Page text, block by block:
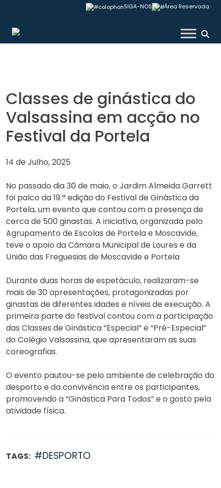
content
SIGA-NOS Área Reservada
Colégio Valsassina
Classes de ginástica do
Valsassina em acção no
Festival da Portela
14 de Julho, 2025
No passado dia 30 de maio, o Jardim Almeida Garrett
foi palco da 19.ª edição do Festival de Ginástica da
Portela, um evento que contou com a presença de
cerca de 500 ginastas. A iniciativa, organizada pelo
Agrupamento de Escolas de Portela e Moscavide,
teve o apoio da Câmara Municipal de Loures e da
União das Freguesias de Moscavide e Portela
Durante duas horas de espetáculo, realizaram-se
mais de 30 apresentações, protagonizadas por
ginastas de diferentes idades e níveis de execução. A
primeira parte do festival contou com a participação
das Classes de Ginástica “Especial” e “Pré-Especial”
do Colégio Valsassina, que apresentaram as suas
coreografias.
O evento pautou-se pelo ambiente de celebração do
desporto e da convivência entre os participantes,
promovendo a “Ginástica Para Todos” e o gosto pela
atividade física.
TAGS: #DESPORTO